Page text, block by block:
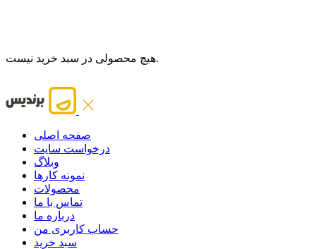
هیچ محصولی در سبد خرید نیست.
صفحه اصلی
درخواست سایت
وبلاگ
نمونه کارها
محصولات
تماس با ما
درباره ما
حساب کاربری من
سبد خرید